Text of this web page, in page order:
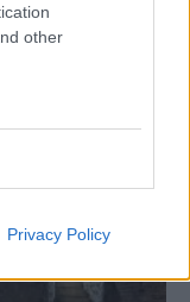
other
Privacy Policy